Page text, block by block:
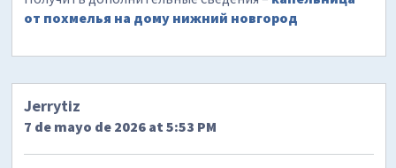
от похмелья на дому нижний новгород
Jerrytiz
7 de mayo de 2026 at 5:53 PM